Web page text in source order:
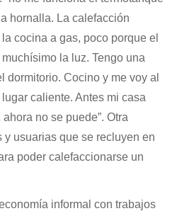
hornalla. La calefacción
cocina a gas, poco porque el
la luz. Tengo una
dormitorio. Cocino y me voy al
caliente. Antes mi casa
no se puede”. Otra
usuarias que se recluyen en
poder calefaccionarse un
informal con trabajos